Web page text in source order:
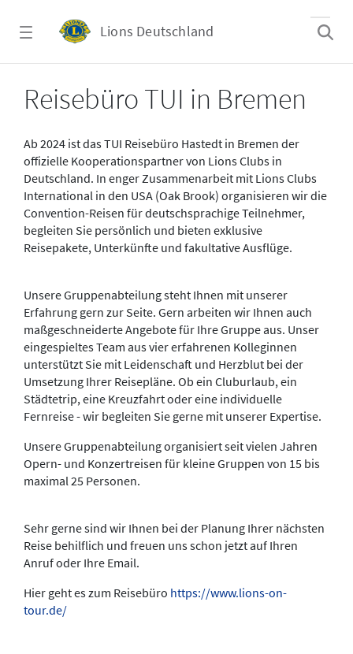
Lions Deutschland
Reisebüro TUI in Bremen
Ab 2024 ist das TUI Reisebüro Hastedt in Bremen der
offizielle Kooperationspartner von Lions Clubs in
Deutschland. In enger Zusammenarbeit mit Lions Clubs
International in den USA (Oak Brook) organisieren wir die
Convention-Reisen für deutschsprachige Teilnehmer,
begleiten Sie persönlich und bieten exklusive
Reisepakete, Unterkünfte und fakultative Ausflüge.
Unsere Gruppenabteilung steht Ihnen mit unserer
Erfahrung gern zur Seite. Gern arbeiten wir Ihnen auch
maßgeschneiderte Angebote für Ihre Gruppe aus. Unser
eingespieltes Team aus vier erfahrenen Kolleginnen
unterstützt Sie mit Leidenschaft und Herzblut bei der
Umsetzung Ihrer Reisepläne. Ob ein Cluburlaub, ein
Städtetrip, eine Kreuzfahrt oder eine individuelle
Fernreise - wir begleiten Sie gerne mit unserer Expertise.
Unsere Gruppenabteilung organisiert seit vielen Jahren
Opern- und Konzertreisen für kleine Gruppen von 15 bis
maximal 25 Personen.
Sehr gerne sind wir Ihnen bei der Planung Ihrer nächsten
Reise behilflich und freuen uns schon jetzt auf Ihren
Anruf oder Ihre Email.
Hier geht es zum Reisebüro https://www.lions-on-
tour.de/